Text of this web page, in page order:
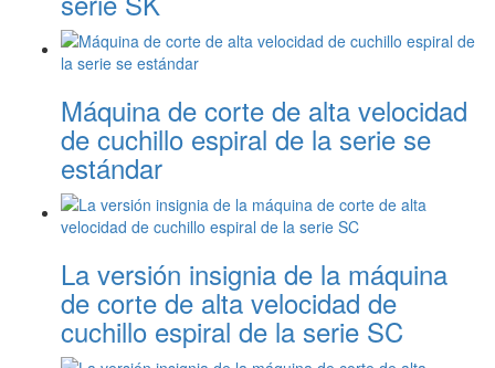
Máquina de corte de alta velocidad
de cuchillo espiral de la serie se
estándar
La versión insignia de la máquina
de corte de alta velocidad de
cuchillo espiral de la serie SC